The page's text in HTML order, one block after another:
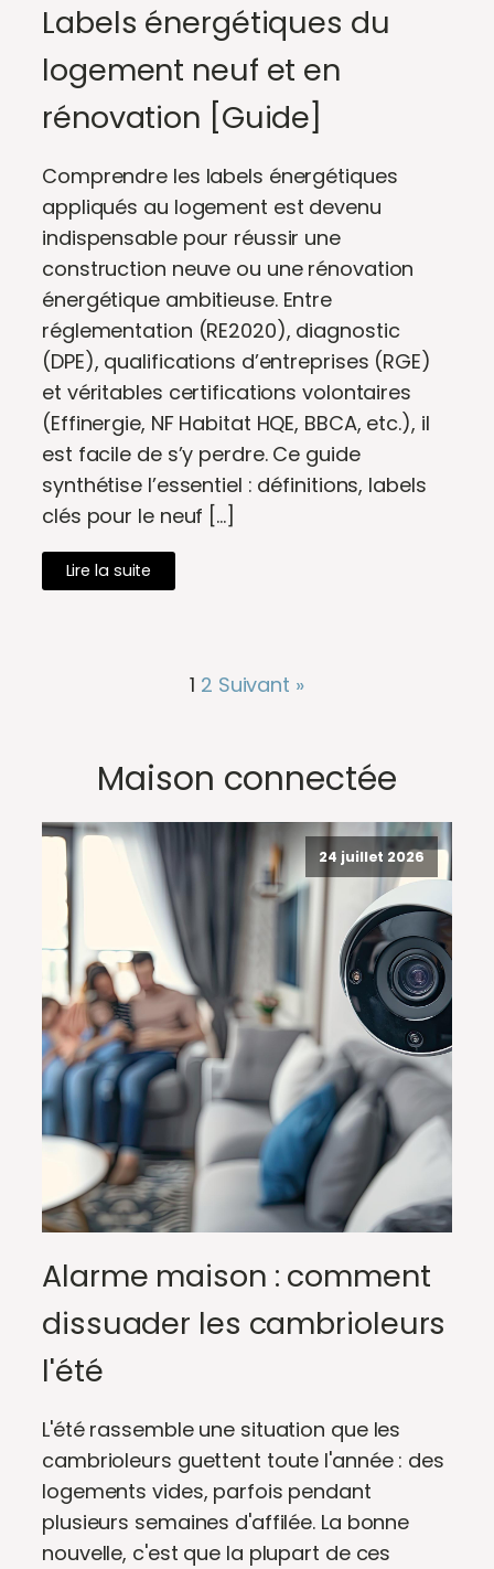
Labels énergétiques du
logement neuf et en
rénovation [Guide]
Comprendre les labels énergétiques
appliqués au logement est devenu
indispensable pour réussir une
construction neuve ou une rénovation
énergétique ambitieuse. Entre
réglementation (RE2020), diagnostic
(DPE), qualifications d’entreprises (RGE)
et véritables certifications volontaires
(Effinergie, NF Habitat HQE, BBCA, etc.), il
est facile de s’y perdre. Ce guide
synthétise l’essentiel : définitions, labels
clés pour le neuf […]
Lire la suite
1 2 Suivant »
Maison connectée
24 juillet 2026
Alarme maison : comment
dissuader les cambrioleurs
l'été
L'été rassemble une situation que les
cambrioleurs guettent toute l'année : des
logements vides, parfois pendant
plusieurs semaines d'affilée. La bonne
nouvelle, c'est que la plupart de ces